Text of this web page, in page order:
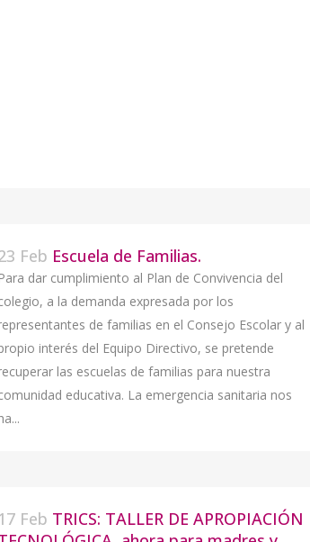
Feb Escuela de Familias.
Para dar cumplimiento al Plan de Convivencia del
a la demanda expresada por los
de familias en el Consejo Escolar y al
interés del Equipo Directivo, se pretende
las escuelas de familias para nuestra
educativa. La emergencia sanitaria nos
17 Feb TRICS: TALLER DE APROPIACIÓN